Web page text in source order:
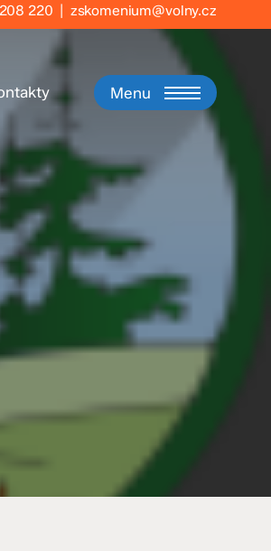
220 | zskomenium@volny.cz
Menu